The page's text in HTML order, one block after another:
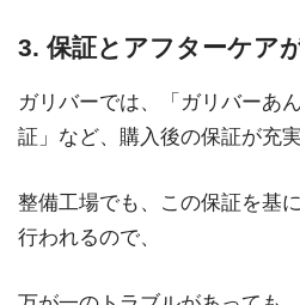
3. 保証とアフターケア
ガリバーでは、「ガリバーあ
証」など、購入後の保証が充
整備工場でも、この保証を基
行われるので、